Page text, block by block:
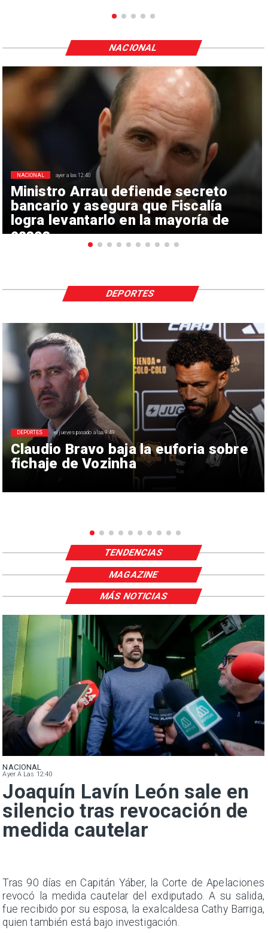
Ministro Arrau defiende secreto
bancario y asegura que Fiscalía
logra levantarlo en la mayoría de
casos
NACIONAL ayer a las 12:40
NACIONAL
Claudio Bravo baja la euforia sobre
fichaje de Vozinha
DEPORTES el jueves pasado a las 9:49
DEPORTES
TENDENCIAS
MAGAZINE
NACIONAL
Ayer A Las 12:40
Joaquín Lavín León sale en
silencio tras revocación de
medida cautelar
Tras 90 días en Capitán Yáber, la Corte de Apelaciones
revocó la medida cautelar del exdiputado. A su salida,
fue recibido por su esposa, la exalcaldesa Cathy Barriga,
quien también está bajo investigación.
MÁS NOTICIAS